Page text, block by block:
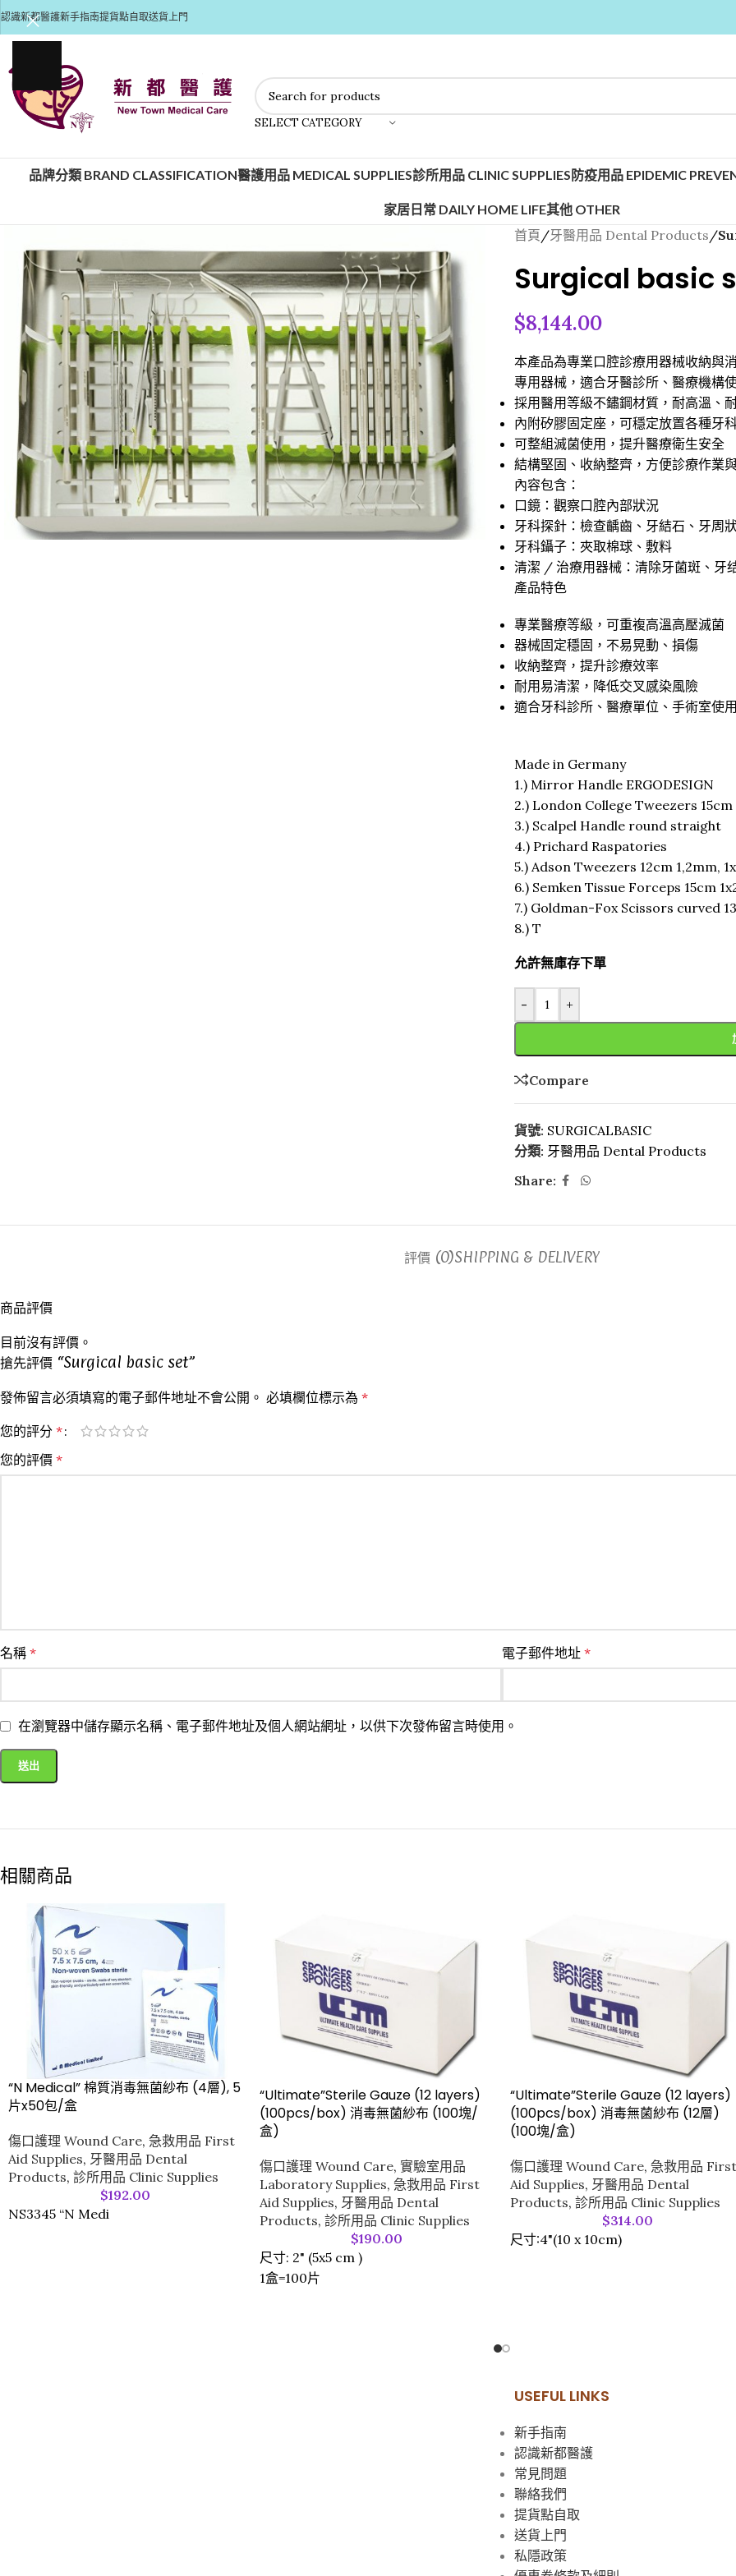
認識新都醫護新手指南提貨點自取送貨上門
SELECT CATEGORY
品牌分類 BRAND CLASSIFICATION醫護用品 MEDICAL SUPPLIES診所用品 CLINIC SUPPLIES防疫用品 EPIDEMIC
家居日常 DAILY HOME LIFE其他 OTHER
首頁/牙醫用品 Dental Products/
Surgical basic
$8,144.00
本產品為專業口腔診療用器械收納與
專用器械，適合牙醫診所、醫療機構
採用醫用等級不鏽鋼材質，耐高溫、
內附矽膠固定座，可穩定放置各種牙
可整組滅菌使用，提升醫療衛生安全
結構堅固、收納整齊，方便診療作業
內容包含：
口鏡：觀察口腔內部狀況
牙科探針：檢查齲齒、牙結石、牙周
牙科鑷子：夾取棉球、敷料
清潔 / 治療用器械：清除牙菌斑、牙
產品特色
專業醫療等級，可重複高溫高壓滅菌
器械固定穩固，不易晃動、損傷
收納整齊，提升診療效率
耐用易清潔，降低交叉感染風險
適合牙科診所、醫療單位、手術室使用
Made in Germany
1.) Mirror Handle ERGODESIGN
2.) London College Tweezers 15cm
3.) Scalpel Handle round straight
4.) Prichard Raspatories
5.) Adson Tweezers 12cm 1,2mm,
6.) Semken Tissue Forceps 15cm
7.) Goldman-Fox Scissors curved
8.) T
允許無庫存下單
- +
Compare
貨號: SURGICALBASIC
分類: 牙醫用品 Dental Products
Share:
評價 (0)SHIPPING & DELIVERY
商品評價
目前沒有評價。
搶先評價 “Surgical basic set”
發佈留言必須填寫的電子郵件地址不會公開。 必填欄位標示為 *
您的評分 *
您的評價 *
名稱 * 電子郵件地址 *
在瀏覽器中儲存顯示名稱、電子郵件地址及個人網站網址，以供下次發佈留言時使用。
相關商品
“N Medical” 棉質消毒無菌紗布 (4層), 5
片x50包/盒
傷口護理 Wound Care, 急救用品 First
Aid Supplies, 牙醫用品 Dental
Products, 診所用品 Clinic Supplies
$192.00
NS3345 “N Medi
“Ultimate”Sterile Gauze (12 layers)
(100pcs/box) 消毒無菌紗布 (100塊/
盒)
傷口護理 Wound Care, 實驗室用品
Laboratory Supplies, 急救用品 First
Aid Supplies, 牙醫用品 Dental
Products, 診所用品 Clinic Supplies
$190.00
尺寸: 2" (5x5 cm )
1盒=100片
“Ultimate”Sterile Gauze (12 layers)
(100pcs/box) 消毒無菌紗布 (12層)
(100塊/盒)
傷口護理 Wound Care, 急救用品 First
Aid Supplies, 牙醫用品 Dental
Products, 診所用品 Clinic Supplies
$314.00
尺寸:4"(10 x 10cm)
USEFUL LINKS
新手指南
認識新都醫護
常見問題
聯絡我們
提貨點自取
送貨上門
私隱政策